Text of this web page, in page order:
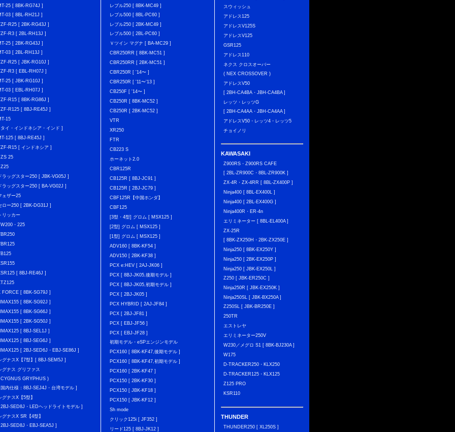
25 [ 8BK-RG74J ]
03 [ 8BL-RH21J ]
R25 [ 2BK-RG43J ]
R3 [ 2BL-RH13J ]
25 [ 2BK-RG43J ]
03 [ 2BL-RH13J ]
R25 [ JBK-RG10J ]
R3 [ EBL-RH07J ]
25 [ JBK-RG10J ]
03 [ EBL-RH07J ]
R15 [ 8BK-RG86J ]
R125 [ 8BJ-RE45J ]
15
イ・インドネシア・インド ]
125 [ 8BJ-RE45J ]
R15 [ インドネシア ]
25
ラッグスター250 [ JBK-VG05J ]
ラッグスター250 [ BA-VG02J ]
ェザー25
ロー250 [ 2BK-DG31J ]
リッカー
・225
[ 8BJ-RE46J ]
FORCE [ 8BK-SG79J ]
[ 8BK-SG92J ]
[ 8BK-SG66J ]
[ 2BK-SG50J ]
[ 8BJ-SEL1J ]
[ 8BJ-SEG6J ]
[ 2BJ-SED6J・EBJ-SE86J ]
グナスX【7型】[ 8BJ-SEM5J ]
グナス グリファス
GRYPHUS )
内仕様：8BJ-SEJ4J・台湾モデル ]
グナスX【5型】
SED8J・LEDヘッドライトモデル ]
グナスX SR【4型】
SED8J・EBJ-SEA5J ]
レブル250 [ 8BK-MC49 ]
レブル500 [ 8BL-PC60 ]
レブル250 [ 2BK-MC49 ]
レブル500 [ 2BL-PC60 ]
Ｖツイン マグナ [ BA-MC29 ]
CBR250RR [ 8BK-MC51 ]
CBR250RR [ 2BK-MC51 ]
CBR250R [ '14〜 ]
CBR250R [ '11〜'13 ]
CB250F [ '14〜 ]
CB250R [ 8BK-MC52 ]
CB250R [ 2BK-MC52 ]
VTR
XR250
FTR
CB223 S
ホーネット2.0
CBR125R
CB125R [ 8BJ-JC91 ]
CB125R [ 2BJ-JC79 ]
CBF125R【中国ホンダ】
CBF125
[3型・4型] グロム [ MSX125 ]
[2型] グロム [ MSX125 ]
[1型] グロム [ MSX125 ]
ADV160 [ 8BK-KF54 ]
ADV150 [ 2BK-KF38 ]
PCX e:HEV [ 2AJ-JK06 ]
PCX [ 8BJ-JK05,後期モデル ]
PCX [ 8BJ-JK05,初期モデル ]
PCX [ 2BJ-JK05 ]
PCX HYBRID [ 2AJ-JF84 ]
PCX [ 2BJ-JF81 ]
PCX [ EBJ-JF56 ]
PCX [ EBJ-JF28 ]
初期モデル・eSPエンジンモデル
PCX160 [ 8BK-KF47,後期モデル ]
PCX160 [ 8BK-KF47,初期モデル ]
PCX160 [ 2BK-KF47 ]
PCX150 [ 2BK-KF30 ]
PCX150 [ JBK-KF18 ]
PCX150 [ JBK-KF12 ]
Sh mode
クリック125i [ JF352 ]
リード125 [ 8BJ-JK12 ]
スウィッシュ
アドレス125
アドレスV125S
アドレスV125
GSR125
アドレス110
ネクス クロスオーバー
( NEX CROSSOVER )
アドレスV50
[ 2BH-CA4BA・JBH-CA4BA ]
レッツ・レッツG
[ 2BH-CA4AA・JBH-CA4AA ]
アドレスV50・レッツ4・レッツ5
チョイノリ
KAWASAKI
Z900RS・Z900RS CAFE
[ 2BL-ZR900C・8BL-ZR900K ]
ZX-4R・ZX-4RR [ 8BL-ZX400P ]
Ninja400 [ 8BL-EX400L ]
Ninja400 [ 2BL-EX400G ]
Ninja400R・ER-4n
エリミネーター [ 8BL-EL400A ]
ZX-25R
[ 8BK-ZX250H・2BK-ZX250E ]
Ninja250 [ 8BK-EX250Y ]
Ninja250 [ 2BK-EX250P ]
Ninja250 [ JBK-EX250L ]
Z250 [ JBK-ER250C ]
Ninja250R [ JBK-EX250K ]
Ninja250SL [ JBK-BX250A ]
Z250SL [ JBK-BR250E ]
250TR
エストレヤ
エリミネーター250V
W230／メグロ S1 [ 8BK-BJ230A ]
W175
D-TRACKER250・KLX250
D-TRACKER125・KLX125
Z125 PRO
KSR110
THUNDER
THUNDER250 [ XL250S ]